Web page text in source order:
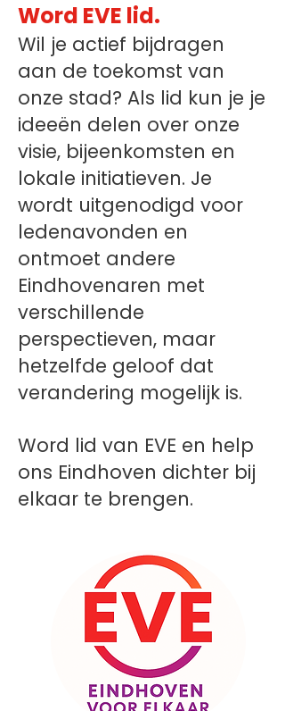
Word EVE lid.
Wil je actief bijdragen
aan de toekomst van
onze stad? Als lid kun je je
ideeën delen over onze
visie, bijeenkomsten en
lokale initiatieven. Je
wordt uitgenodigd voor
ledenavonden en
ontmoet andere
Eindhovenaren met
verschillende
perspectieven, maar
hetzelfde geloof dat
verandering mogelijk is.
Word lid van EVE en help
ons Eindhoven dichter bij
elkaar te brengen.